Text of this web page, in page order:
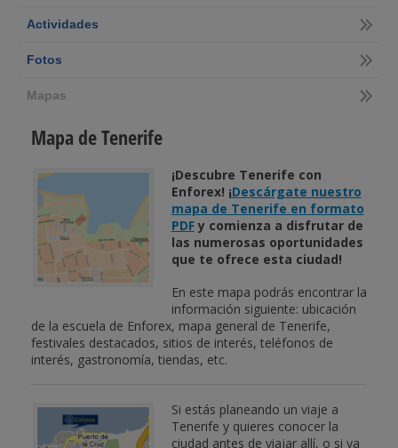
Actividades
Fotos
Mapas
Mapa de Tenerife
¡Descubre Tenerife con
Enforex! ¡Descárgate nuestro
mapa de Tenerife en formato
PDFy comienza a disfrutar de
las numerosas oportunidades
que te ofrece esta ciudad!
En este mapa podrás encontrar la
información siguiente: ubicación
de la escuela de Enforex, mapa general de Tenerife,
festivales destacados, sitios de interés, teléfonos de
interés, gastronomía, tiendas, etc.
Si estás planeando un viaje a
Tenerife y quieres conocer la
ciudad antes de viajar allí, o si ya